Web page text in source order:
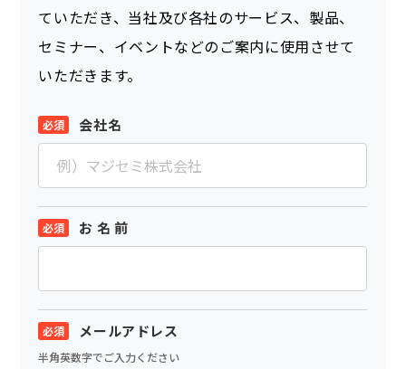
ていただき、当社及び各社のサービス、製品、
セミナー、イベントなどのご案内に使用させて
いただきます。
会社名
お 名 前
メールアドレス
半角英数字でご入力ください